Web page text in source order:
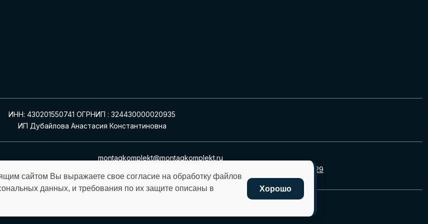
ИНН: 430201550741 ОГРНИП : 324430000020935
ИП Дубайлова Анастасия Константиновна
montagkomplekt@montagkomplekt.ru
+7 (8332) 45-27-29
сайте, вы соглашаетесь с
сайтом Вы выражаете свое согласие на обработку файлов
данных, и требования по их защите описаны в
Хорошо